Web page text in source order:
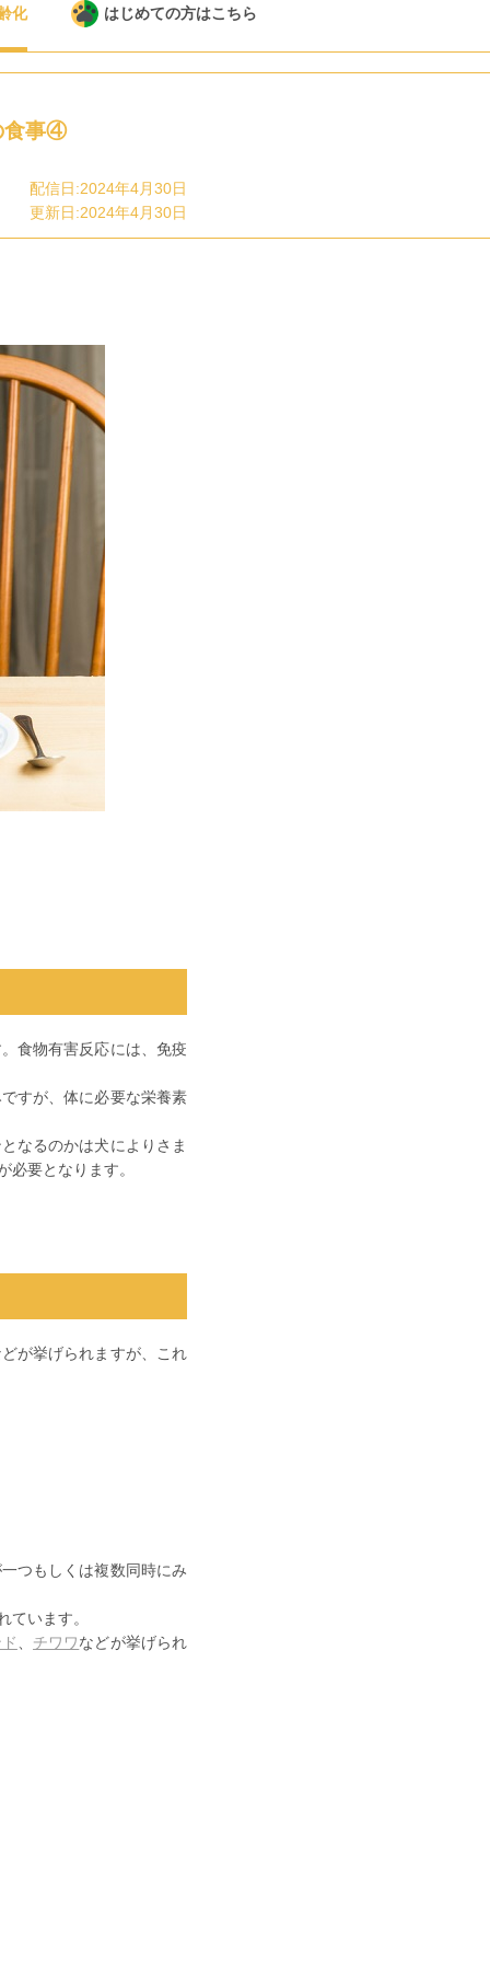
化 はじめての方はこちら
食事④
配信日:2024年4月30日
更新日:2024年4月30日
食物有害反応には、免疫
すが、体に必要な栄養素
なるのかは犬によりさま
要となります。
が挙げられますが、これ
つもしくは複数同時にみ
ています。
チワワなどが挙げられ